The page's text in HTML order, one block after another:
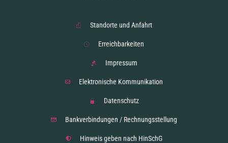
Standorte und Anfahrt
Erreichbarkeiten
Impressum
Elektronische Kommunikation
Datenschutz
Bankverbindungen / Rechnungsstellung
Hinweis geben nach HinSchG